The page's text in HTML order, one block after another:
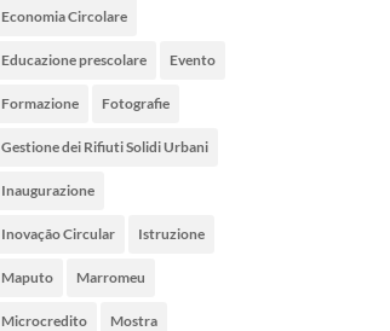
Economia Circolare
Educazione prescolare Evento
Formazione Fotografie
Gestione dei Rifiuti Solidi Urbani
Inaugurazione
Inovação Circular Istruzione
Maputo Marromeu
Microcredito Mostra